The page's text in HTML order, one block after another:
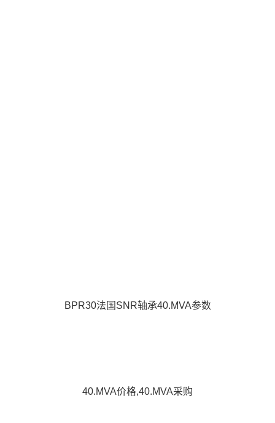
BPR30法国SNR轴承40.MVA参数
40.MVA价格,40.MVA采购